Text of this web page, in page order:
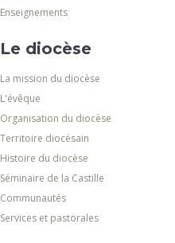
Enseignements
Le diocèse
La mission du diocèse
L'évêque
Organisation du diocèse
Territoire diocésain
Histoire du diocèse
Séminaire de la Castille
Communautés
Services et pastorales